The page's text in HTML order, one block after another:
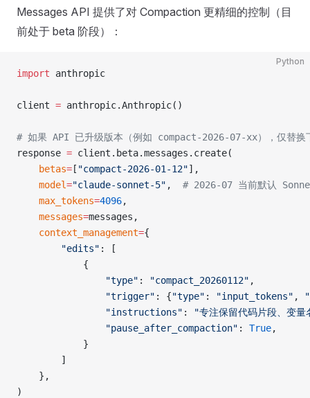
Messages API 提供了对 Compaction 更精细的控制（目
前处于 beta 阶段）：
Python
import anthropic
client = anthropic.Anthropic()
# 如果 API 已升级版本（例如 compact-2026-07-xx），仅替换
response = client.beta.messages.create(
    betas
= [ "compact-2026-01-12"],
    model
="claude-sonnet-5" , # 2026-07 当前默认
    max_tokens
=4096,
    messages
=messages,
    context_management
={
        "edits"
: [
            {
                "type"
: "compact_20260112" ,
                "trigger"
: {"type" : "input_tokens" ,
                "instructions"
:
"专注保留代码片段、变
                "pause_after_compaction"
: True,
            }
        ]
    },
)